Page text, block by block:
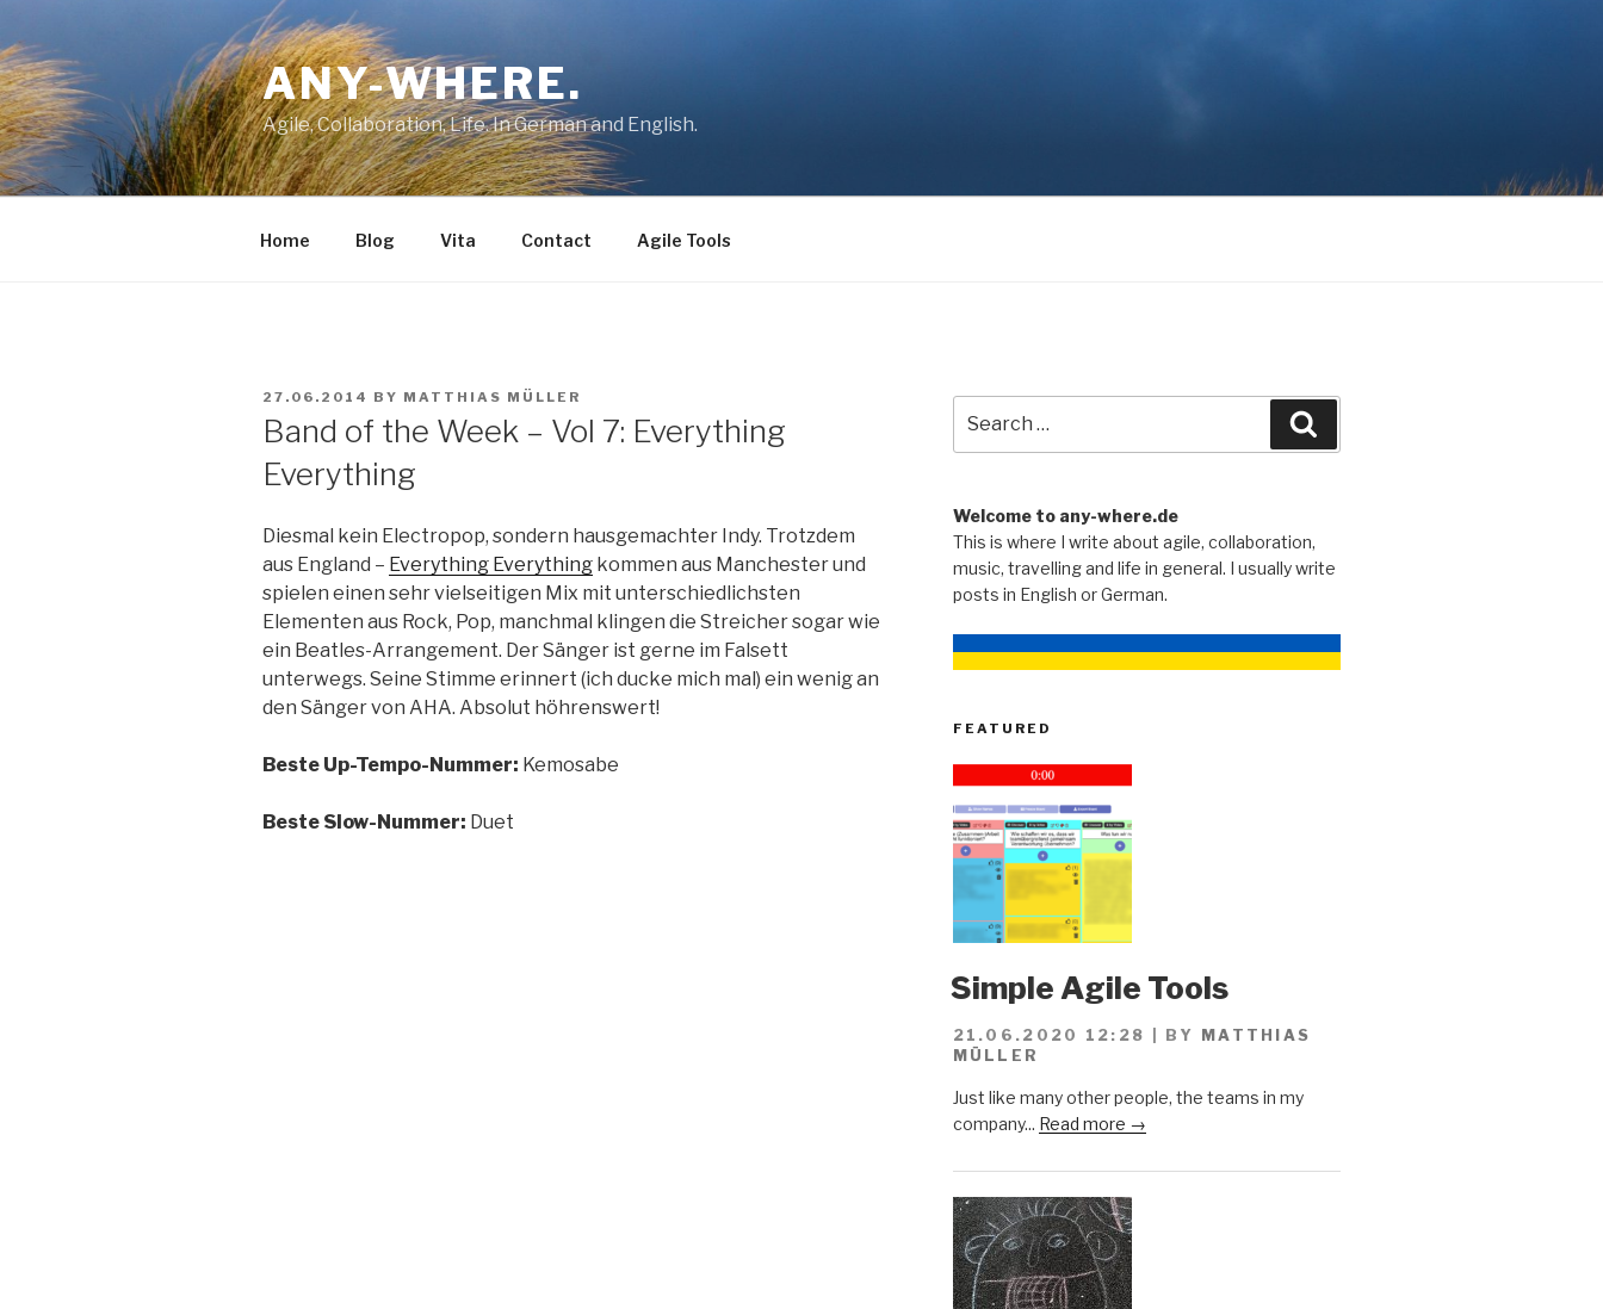
to
content
ANY-WHERE.
Agile, Collaboration, Life. In German and English.
Home Blog Vita Contact Agile Tools
POSTED
27.06.2014 BY MATTHIAS MÜLLER
Band of the Week – Vol 7: Everything
Everything
Diesmal kein Electropop, sondern hausgemachter Indy. Trotzdem
aus England – Everything Everything kommen aus Manchester und
spielen einen sehr vielseitigen Mix mit unterschiedlichsten
Elementen aus Rock, Pop, manchmal klingen die Streicher sogar wie
ein Beatles-Arrangement. Der Sänger ist gerne im Falsett
unterwegs. Seine Stimme erinnert (ich ducke mich mal) ein wenig an
den Sänger von AHA. Absolut höhrenswert!
Beste Up-Tempo-Nummer: Kemosabe
Beste Slow-Nummer: Duet
for:
Welcome to any-where.de
This is where I write about agile, collaboration,
music, travelling and life in general. I usually write
posts in English or German.
FEATURED
Simple Agile Tools
21.06.2020 12:28 BY
MATTHIAS
MÜLLER
Just like many other people, the teams in my
company... Read more →